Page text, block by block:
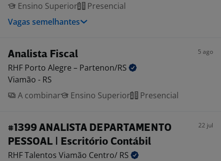
Ensino Superior
Presencial
Vagas semelhantes
Analista Fiscal 5 ago
RHF Porto Alegre – Partenon/RS
Viamão - RS
A combinar
Ensino Superior Presencial
#1399 ANALISTA DEPARTAMENTO
PESSOAL | Escritório Contábil
22 jul
RHF Talentos Viamão Centro/ RS